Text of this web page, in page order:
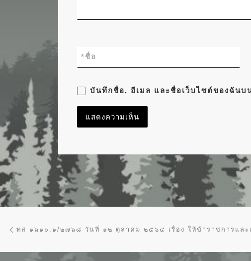
ชื่อ
*
บันทึกชื่อ, อีเมล และชื่อเว็บไซต์ของฉันบ
การนำทางของเรื่อง